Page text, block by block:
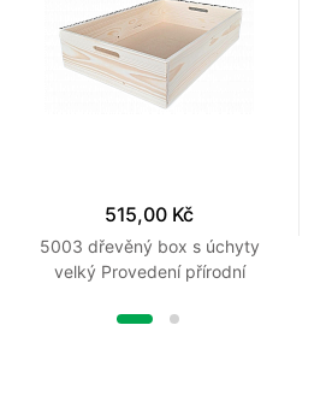
515,00 Kč
5003 dřevěný box s úchyty
velký Provedení přírodní